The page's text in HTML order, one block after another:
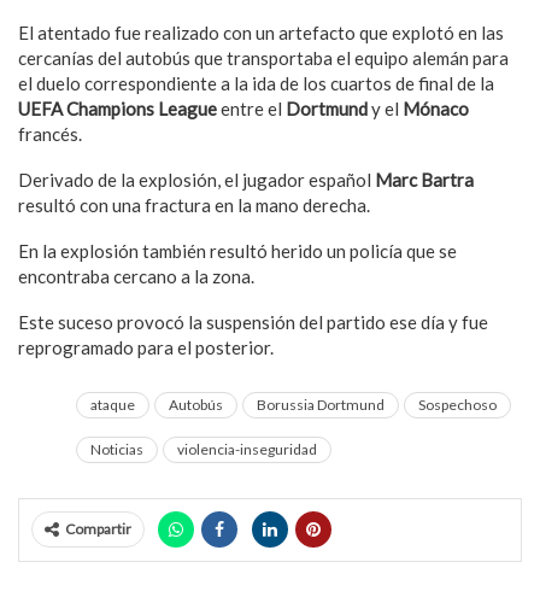
El atentado fue realizado con un artefacto que explotó en las
cercanías del autobús que transportaba el equipo alemán para
el duelo correspondiente a la ida de los cuartos de final de la
UEFA Champions Leagueentre el Dortmundy el Mónaco
francés.
Derivado de la explosión, el jugador español Marc Bartra
resultó con una fractura en la mano derecha.
En la explosión también resultó herido un policía que se
encontraba cercano a la zona.
Este suceso provocó la suspensión del partido ese día y fue
reprogramado para el posterior.
ataque Autobús Borussia Dortmund Sospechoso
Noticias violencia-inseguridad
Compartir